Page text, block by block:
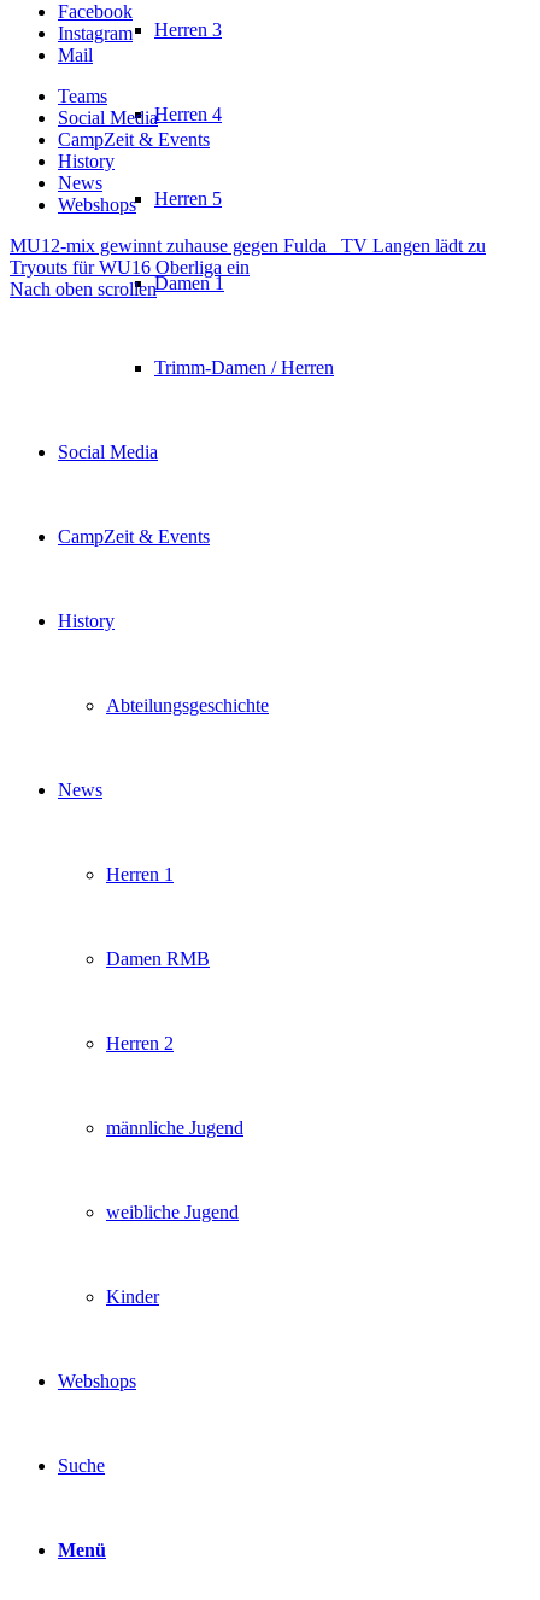
Herren 3
Herren 4
Herren 5
Damen 1
Trimm-Damen / Herren
Social Media
CampZeit & Events
History
Abteilungsgeschichte
News
Herren 1
Damen RMB
Herren 2
männliche Jugend
weibliche Jugend
Kinder
Webshops
Suche
Menü
Facebook
Instagram
Mail
Teams
Social Media
CampZeit & Events
History
News
Webshops
MU12-mix gewinnt zuhause gegen Fulda
TV Langen lädt zu
Tryouts für WU16 Oberliga ein
Nach oben scrollen